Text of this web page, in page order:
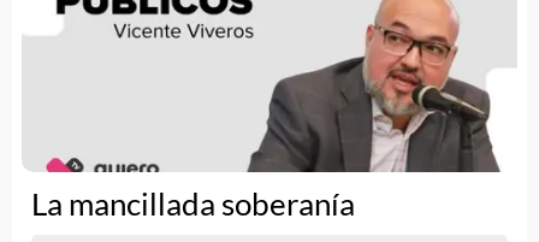
La mancillada soberanía